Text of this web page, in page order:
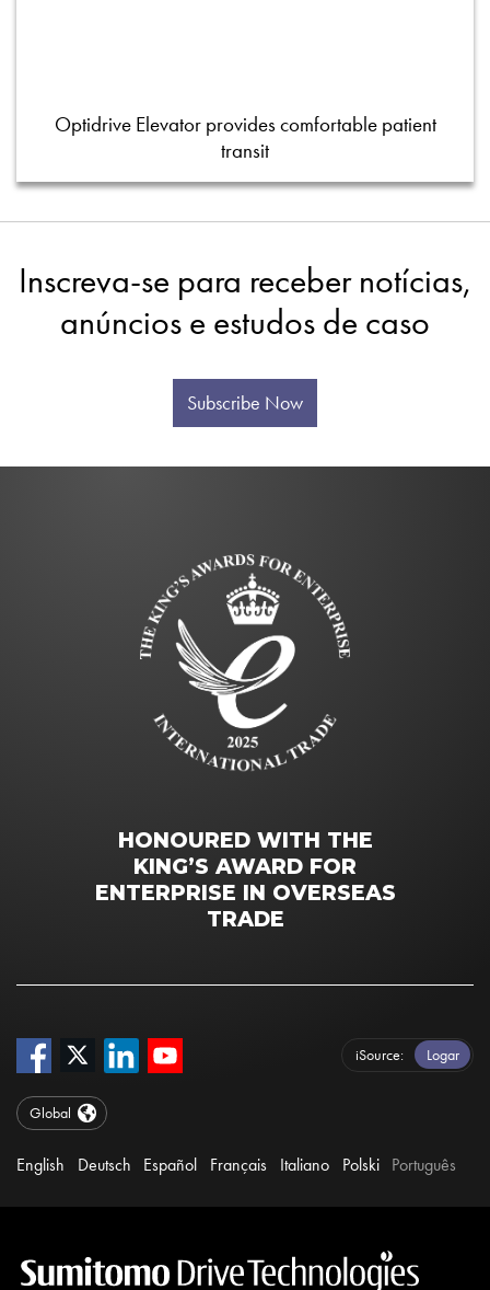
Optidrive Elevator provides comfortable patient
transit
Inscreva-se para receber notícias,
anúncios e estudos de caso
Subscribe Now
HONOURED WITH THE
KING’S AWARD FOR
ENTERPRISE IN OVERSEAS
TRADE
iSource Logar
Global
English Deutsch Español Français Italiano Polski Português